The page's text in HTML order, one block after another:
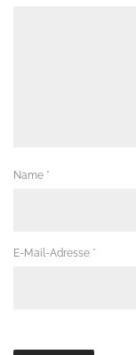
Name *
E-Mail-Adresse *